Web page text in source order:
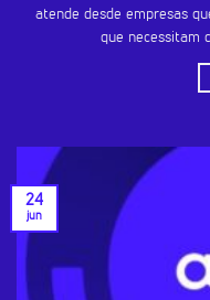
atende desde empresas
que necessitam
24
jun